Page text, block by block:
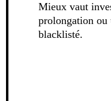
Mieux vaut
prolongation ou
blacklisté.